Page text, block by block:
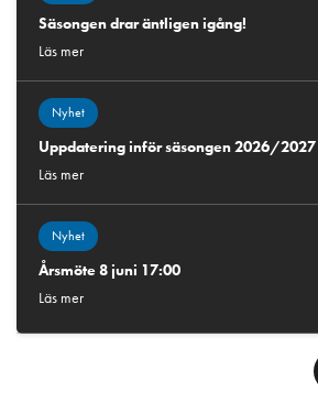
Säsongen drar äntligen igång!
Läs mer
Nyhet
Uppdatering inför säsongen 2026/2027
Läs mer
Nyhet
Årsmöte 8 juni 17:00
Läs mer